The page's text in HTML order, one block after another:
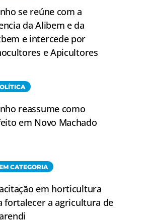
se reúne com a
da Alibem e da
e intercede por
e Apicultores
reassume como
em Novo Machado
CATEGORIA
em horticultura
fortalecer a agricultura de